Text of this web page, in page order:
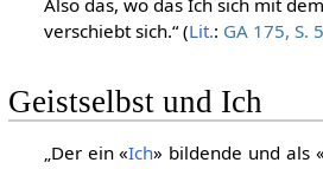
die Freiheit des Menschen,
Also das, wo das Ich sich mit
Geistselbst und Ich